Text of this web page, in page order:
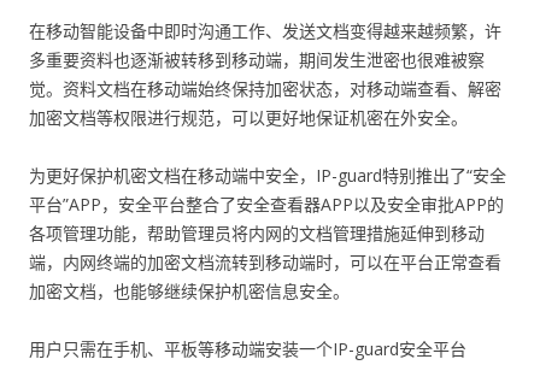
在移动智能设备中即时沟通工作、发送文档变得越来越频繁，许
多重要资料也逐渐被转移到移动端，期间发生泄密也很难被察
觉。资料文档在移动端始终保持加密状态，对移动端查看、解密
加密文档等权限进行规范，可以更好地保证机密在外安全。
为更好保护机密文档在移动端中安全，IP-guard特别推出了“安全
平台”APP，安全平台整合了安全查看器APP以及安全审批APP的
各项管理功能，帮助管理员将内网的文档管理措施延伸到移动
端，内网终端的加密文档流转到移动端时，可以在平台正常查看
加密文档，也能够继续保护机密信息安全。
用户只需在手机、平板等移动端安装一个IP-guard安全平台